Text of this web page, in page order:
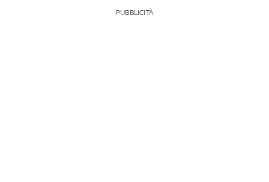
PUBBLICITÀ